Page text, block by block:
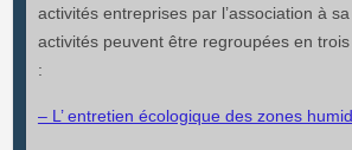
activités entreprises par l’association à
activités peuvent être regroupées en
:
– L’ entretien écologique des zones